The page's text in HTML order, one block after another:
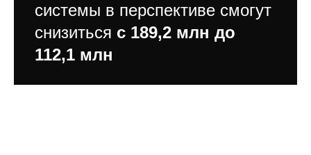
системы в перспективе смогут
снизиться с 189,2 млн до
112,1 млн